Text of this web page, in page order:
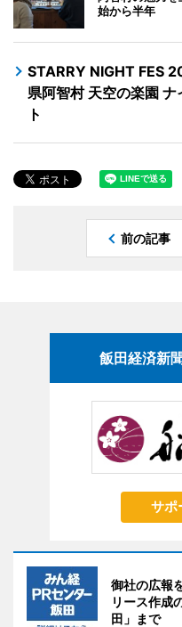
始から半年
STARRY NIGHT FES
県阿智村 天空の楽園
ト
前の記事
飯田経済新
サポ
御社の広報
リース作成
田」まで